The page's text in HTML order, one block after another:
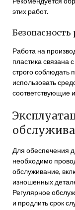
этих работ.
Работа на
пластика
строго соблюдать
использовать
соответствующие
Для обеспечения
необходимо
обслуживание,
изношенных
Регулярное
и продлить срок